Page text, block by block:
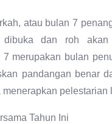
atau bulan 7
dan roh
merupakan bulan
pandangan benar
pelestarian
Tahun Ini